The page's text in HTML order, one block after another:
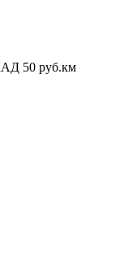
50 руб.км